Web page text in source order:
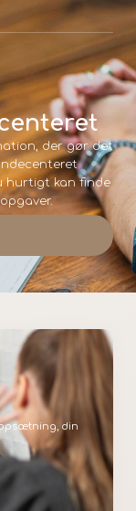
der gør det
hurtigt kan finde
din